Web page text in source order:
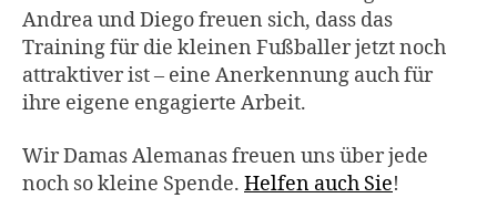
Andrea und Diego freuen sich, dass das
Training für die kleinen Fußballer jetzt noch
attraktiver ist – eine Anerkennung auch für
ihre eigene engagierte Arbeit.
Wir Damas Alemanas freuen uns über jede
noch so kleine Spende. Helfen auch Sie!